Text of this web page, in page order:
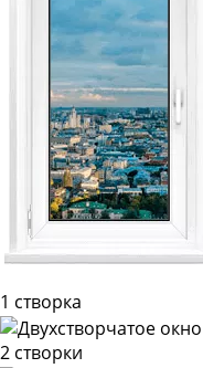
1 створка
2 створки